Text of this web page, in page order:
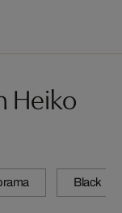
Heiko
Black